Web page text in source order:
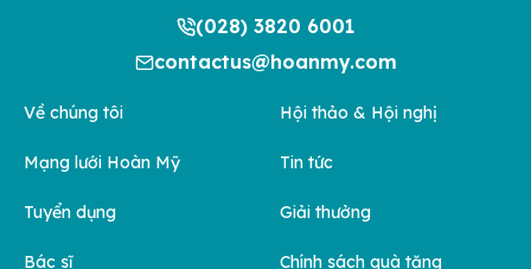
(028) 3820 6001
contactus@hoanmy.com
Về chúng tôi
Mạng lưới Hoàn Mỹ
Tuyển dụng
Bác sĩ
Hội thảo & Hội nghị
Tin tức
Giải thưởng
Chính sách quà tặng